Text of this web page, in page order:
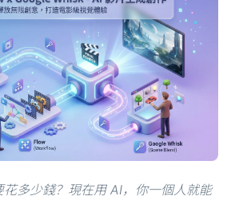
多少錢？現在用 AI，你一個人就能